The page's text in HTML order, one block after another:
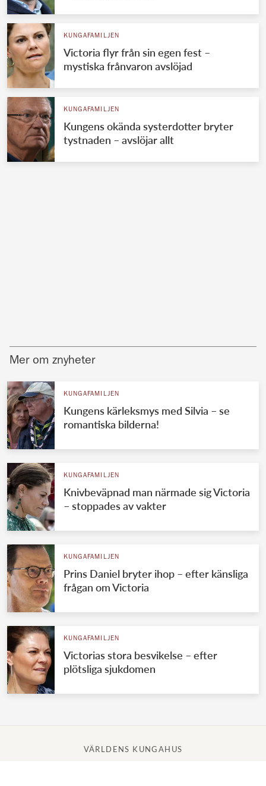
KUNGAFAMILJEN
Victoria flyr från sin egen fest –
mystiska frånvaron avslöjad
KUNGAFAMILJEN
Kungens okända systerdotter bryter
tystnaden – avslöjar allt
Mer om znyheter
KUNGAFAMILJEN
Kungens kärleksmys med Silvia – se
romantiska bilderna!
KUNGAFAMILJEN
Knivbeväpnad man närmade sig Victoria
– stoppades av vakter
KUNGAFAMILJEN
Prins Daniel bryter ihop – efter känsliga
frågan om Victoria
KUNGAFAMILJEN
Victorias stora besvikelse – efter
plötsliga sjukdomen
VÄRLDENS KUNGAHUS